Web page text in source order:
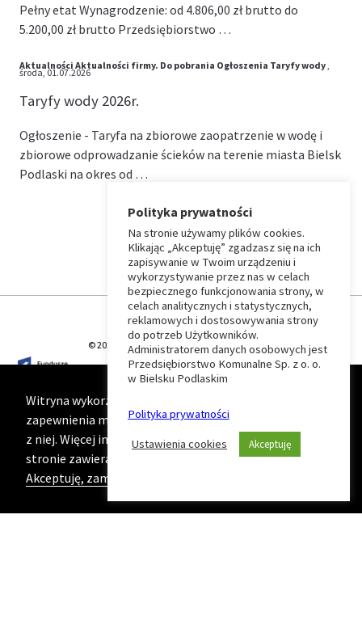
Pełny etat Wynagrodzenie: od 4.806,00 zł brutto do
5.200,00 zł brutto Przedsiębiorstwo …
Aktualności Aktualności firmy. Do pobrania Ogłoszenia Taryfy wody,
środa, 01.07.2026
Taryfy wody 2026r.
Ogłoszenie - Taryfa na zbiorowe zaopatrzenie w wodę i
zbiorowe odprowadzanie ścieków na terenie miasta Bielsk
Podlaski na okres od …
⏶
Wróć
do
początku
strony
© 2026 T-Matic Grupa Computer Plus Sp. z o.o.
Witryna wykorzystuje ciasteczka (cookies) w celu
zapewnienia maksymalnej wygody podczas korzystania
z niej. Więcej informacji na ten temat znajduje się na
stronie zawierającej naszą
Politykę prywatności
Akceptuję, zamknij komunikat
Polityka prywatności
Na stronie używamy plików cookies.
Klikając „Akceptuję” zgadzasz się na ich
zapisywanie w Twoim urządzeniu i
wykorzystywanie przez nas w celach
bezpiecznego funkcjonowania strony, w
celach analitycznych i statystycznych,
reklamowych i dostosowywania strony
do potrzeb Użytkowników.
Administratorem danych osobowych jest
Przedsiębiorstwo Komunalne Sp. z o. o.
w Bielsku Podlaskim
Polityka prywatności
Ustawienia cookies Akceptuję